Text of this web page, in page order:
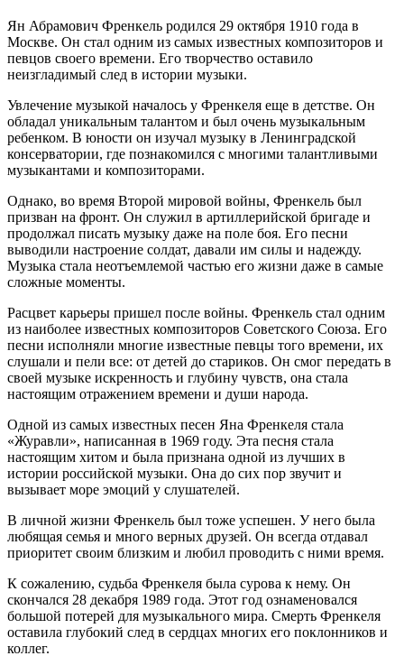
Ян Абрамович Френкель родился 29 октября 1910 года в
Москве. Он стал одним из самых известных композиторов и
певцов своего времени. Его творчество оставило
неизгладимый след в истории музыки.
Увлечение музыкой началось у Френкеля еще в детстве. Он
обладал уникальным талантом и был очень музыкальным
ребенком. В юности он изучал музыку в Ленинградской
консерватории, где познакомился с многими талантливыми
музыкантами и композиторами.
Однако, во время Второй мировой войны, Френкель был
призван на фронт. Он служил в артиллерийской бригаде и
продолжал писать музыку даже на поле боя. Его песни
выводили настроение солдат, давали им силы и надежду.
Музыка стала неотъемлемой частью его жизни даже в самые
сложные моменты.
Расцвет карьеры пришел после войны. Френкель стал одним
из наиболее известных композиторов Советского Союза. Его
песни исполняли многие известные певцы того времени, их
слушали и пели все: от детей до стариков. Он смог передать в
своей музыке искренность и глубину чувств, она стала
настоящим отражением времени и души народа.
Одной из самых известных песен Яна Френкеля стала
«Журавли», написанная в 1969 году. Эта песня стала
настоящим хитом и была признана одной из лучших в
истории российской музыки. Она до сих пор звучит и
вызывает море эмоций у слушателей.
В личной жизни Френкель был тоже успешен. У него была
любящая семья и много верных друзей. Он всегда отдавал
приоритет своим близким и любил проводить с ними время.
К сожалению, судьба Френкеля была сурова к нему. Он
скончался 28 декабря 1989 года. Этот год ознаменовался
большой потерей для музыкального мира. Смерть Френкеля
оставила глубокий след в сердцах многих его поклонников и
коллег.